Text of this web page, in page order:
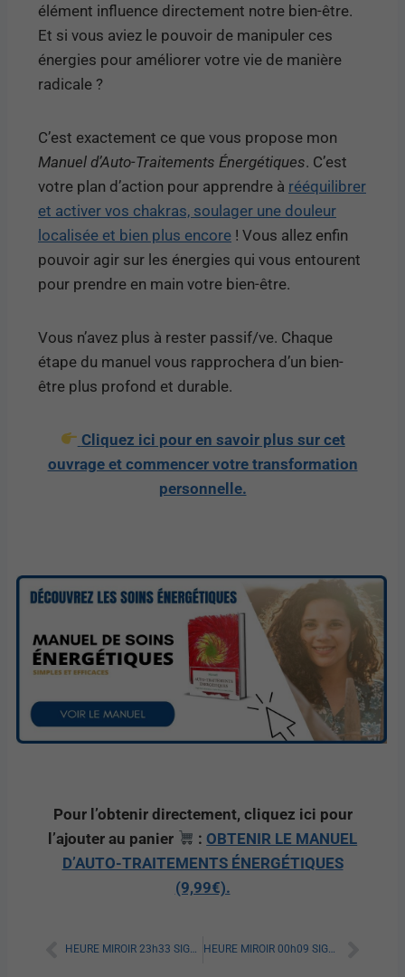
élément influence directement notre bien-être.
Et si vous aviez le pouvoir de manipuler ces
énergies pour améliorer votre vie de manière
radicale ?
C’est exactement ce que vous propose mon
Manuel d’Auto-Traitements Énergétiques. C’est
votre plan d’action pour apprendre à rééquilibrer
et activer vos chakras, soulager une douleur
localisée et bien plus encore ! Vous allez enfin
pouvoir agir sur les énergies qui vous entourent
pour prendre en main votre bien-être.
Vous n’avez plus à rester passif/ve. Chaque
étape du manuel vous rapprochera d’un bien-
être plus profond et durable.
Cliquez ici pour en savoir plus sur cet
ouvrage et commencer votre transformation
personnelle.
Pour l’obtenir directement, cliquez ici pour
l’ajouter au panier
: OBTENIR LE MANUEL
D’AUTO-TRAITEMENTS ÉNERGÉTIQUES
(9,99€).
HEURE MIROIR 23h33 SIGNIFICATION VERITABLE [A LIRE] HEURE MIROIR 00h09 SIGNIFICATION VERITABLE [A LIRE]